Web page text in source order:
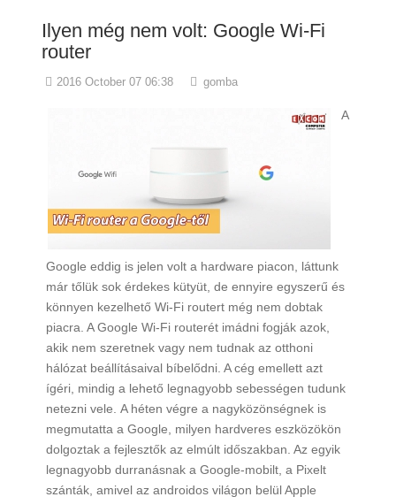
Ilyen még nem volt: Google Wi-Fi
router
2016 October 07 06:38 gomba
A
Google eddig is jelen volt a hardware piacon, láttunk
már tőlük sok érdekes kütyüt, de ennyire egyszerű és
könnyen kezelhető Wi-Fi routert még nem dobtak
piacra. A Google Wi-Fi routerét imádni fogják azok,
akik nem szeretnek vagy nem tudnak az otthoni
hálózat beállításaival bíbelődni. A cég emellett azt
ígéri, mindig a lehető legnagyobb sebességen tudunk
netezni vele. A héten végre a nagyközönségnek is
megmutatta a Google, milyen hardveres eszközökön
dolgoztak a fejlesztők az elmúlt időszakban. Az egyik
legnagyobb durranásnak a Google-mobilt, a Pixelt
szánták, amivel az androidos világon belül Apple